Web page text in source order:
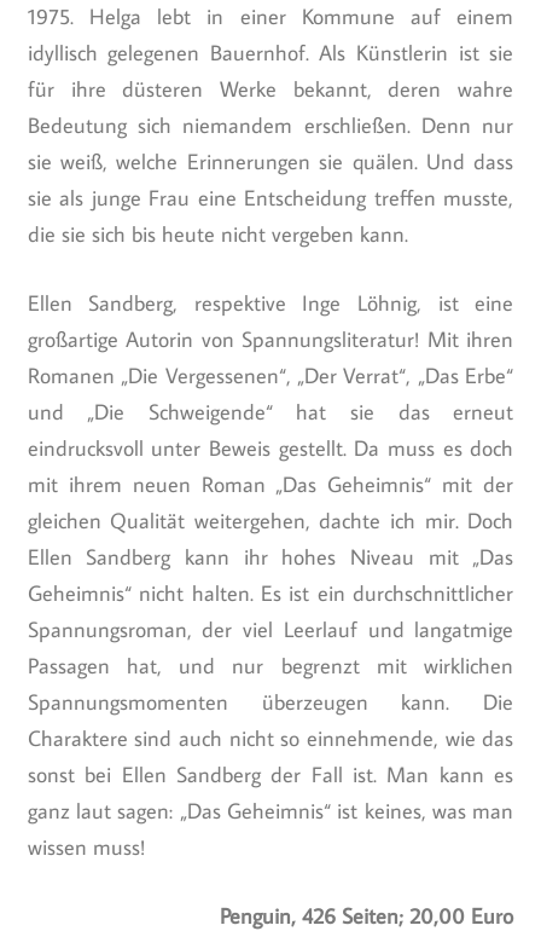
1975. Helga lebt in einer Kommune auf einem
idyllisch gelegenen Bauernhof. Als Künstlerin ist sie
für ihre düsteren Werke bekannt, deren wahre
Bedeutung sich niemandem erschließen. Denn nur
sie weiß, welche Erinnerungen sie quälen. Und dass
sie als junge Frau eine Entscheidung treffen musste,
die sie sich bis heute nicht vergeben kann.
Ellen Sandberg, respektive Inge Löhnig, ist eine
großartige Autorin von Spannungsliteratur! Mit ihren
Romanen „Die Vergessenen“, „Der Verrat“, „Das Erbe“
und „Die Schweigende“ hat sie das erneut
eindrucksvoll unter Beweis gestellt. Da muss es doch
mit ihrem neuen Roman „Das Geheimnis“ mit der
gleichen Qualität weitergehen, dachte ich mir. Doch
Ellen Sandberg kann ihr hohes Niveau mit „Das
Geheimnis“ nicht halten. Es ist ein durchschnittlicher
Spannungsroman, der viel Leerlauf und langatmige
Passagen hat, und nur begrenzt mit wirklichen
Spannungsmomenten überzeugen kann. Die
Charaktere sind auch nicht so einnehmende, wie das
sonst bei Ellen Sandberg der Fall ist. Man kann es
ganz laut sagen: „Das Geheimnis“ ist keines, was man
wissen muss!
Penguin, 426 Seiten; 20,00 Euro